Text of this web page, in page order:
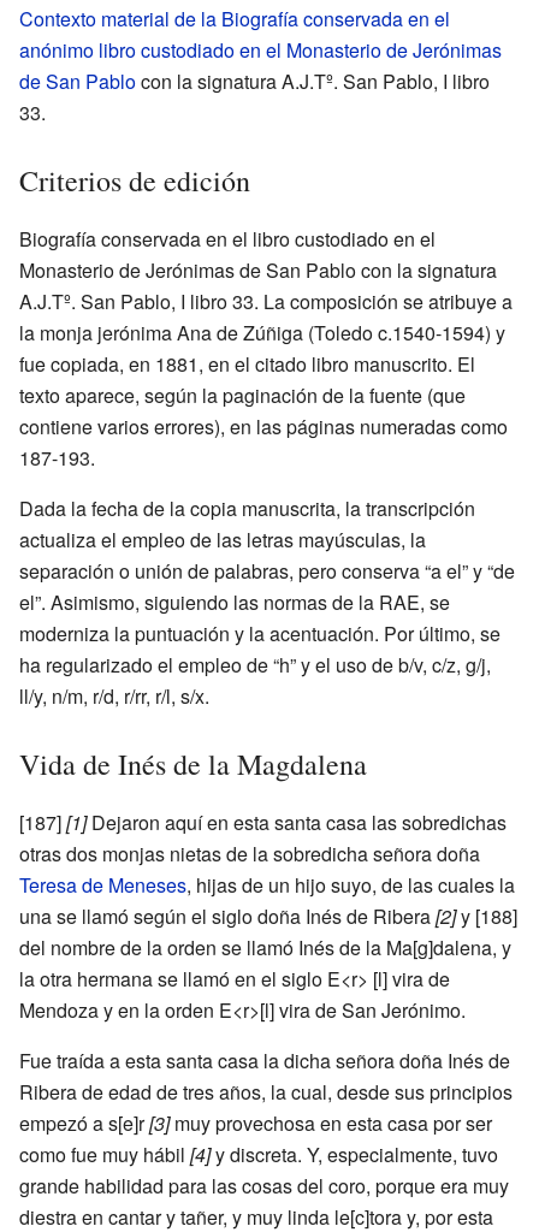
Contexto material de la Biografía conservada en el
anónimo libro custodiado en el Monasterio de Jerónimas
de San Pablocon la signatura A.J.Tº. San Pablo, I libro
33.
Criterios de edición
Biografía conservada en el libro custodiado en el
Monasterio de Jerónimas de San Pablo con la signatura
A.J.Tº. San Pablo, I libro 33. La composición se atribuye a
la monja jerónima Ana de Zúñiga (Toledo c.1540-1594) y
fue copiada, en 1881, en el citado libro manuscrito. El
texto aparece, según la paginación de la fuente (que
contiene varios errores), en las páginas numeradas como
187-193.
Dada la fecha de la copia manuscrita, la transcripción
actualiza el empleo de las letras mayúsculas, la
separación o unión de palabras, pero conserva “a el” y “de
el”. Asimismo, siguiendo las normas de la RAE, se
moderniza la puntuación y la acentuación. Por último, se
ha regularizado el empleo de “h” y el uso de b/v, c/z, g/j,
ll/y, n/m, r/d, r/rr, r/l, s/x.
Vida de Inés de la Magdalena
[187][1]Dejaron aquí en esta santa casa las sobredichas
otras dos monjas nietas de la sobredicha señora doña
Teresa de Meneses, hijas de un hijo suyo, de las cuales la
una se llamó según el siglo doña Inés de Ribera[2]y [188]
del nombre de la orden se llamó Inés de la Ma[g]dalena, y
la otra hermana se llamó en el siglo E<r> [l] vira de
Mendoza y en la orden E<r>[l] vira de San Jerónimo.
Fue traída a esta santa casa la dicha señora doña Inés de
Ribera de edad de tres años, la cual, desde sus principios
empezó a s[e]r[3]muy provechosa en esta casa por ser
como fue muy hábil [4]y discreta. Y, especialmente, tuvo
grande habilidad para las cosas del coro, porque era muy
diestra en cantar y tañer, y muy linda le[c]tora y, por esta